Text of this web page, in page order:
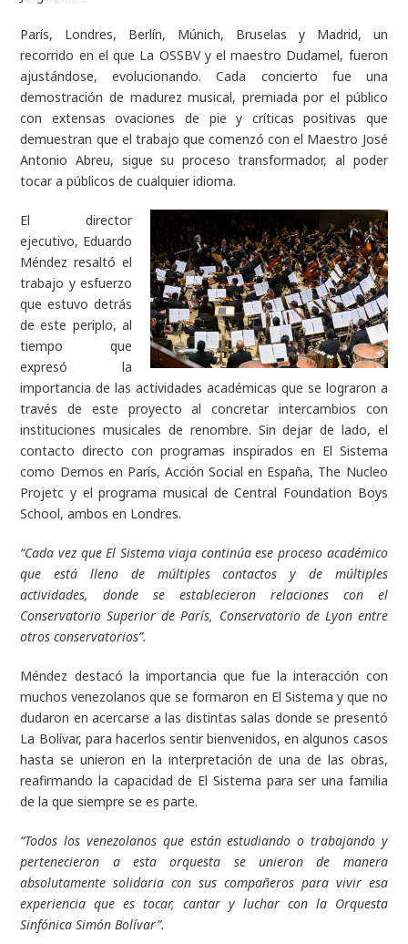
París, Londres, Berlín, Múnich, Bruselas y Madrid, un
recorrido en el que La OSSBV y el maestro Dudamel, fueron
ajustándose, evolucionando. Cada concierto fue una
demostración de madurez musical, premiada por el público
con extensas ovaciones de pie y críticas positivas que
demuestran que el trabajo que comenzó con el Maestro José
Antonio Abreu, sigue su proceso transformador, al poder
tocar a públicos de cualquier idioma.
El director
ejecutivo, Eduardo
Méndez resaltó el
trabajo y esfuerzo
que estuvo detrás
de este periplo, al
tiempo que
expresó la
importancia de las actividades académicas que se lograron a
través de este proyecto al concretar intercambios con
instituciones musicales de renombre. Sin dejar de lado, el
contacto directo con programas inspirados en El Sistema
como Demos en París, Acción Social en España, The Nucleo
Projetc y el programa musical de Central Foundation Boys
School, ambos en Londres.
“Cada vez que El Sistema viaja continúa ese proceso académico
que está lleno de múltiples contactos y de múltiples
actividades, donde se establecieron relaciones con el
Conservatorio Superior de París, Conservatorio de Lyon entre
otros conservatorios”.
Méndez destacó la importancia que fue la interacción con
muchos venezolanos que se formaron en El Sistema y que no
dudaron en acercarse a las distintas salas donde se presentó
La Bolívar, para hacerlos sentir bienvenidos, en algunos casos
hasta se unieron en la interpretación de una de las obras,
reafirmando la capacidad de El Sistema para ser una familia
de la que siempre se es parte.
“Todos los venezolanos que están estudiando o trabajando y
pertenecieron a esta orquesta se unieron de manera
absolutamente solidaria con sus compañeros para vivir esa
experiencia que es tocar, cantar y luchar con la Orquesta
Sinfónica Simón Bolívar”.